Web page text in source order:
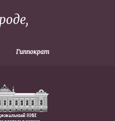
Гиппократ